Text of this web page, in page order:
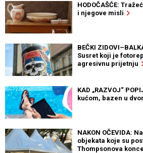
HODOČAŠĆE:
i njegove misli
BEČKI
Susret koji je
agresivnu prijetnju
KAD „RAZVOJ“
kućom, bazen u
NAKON OČEVIDA:
objekata koje su
Thompsonova